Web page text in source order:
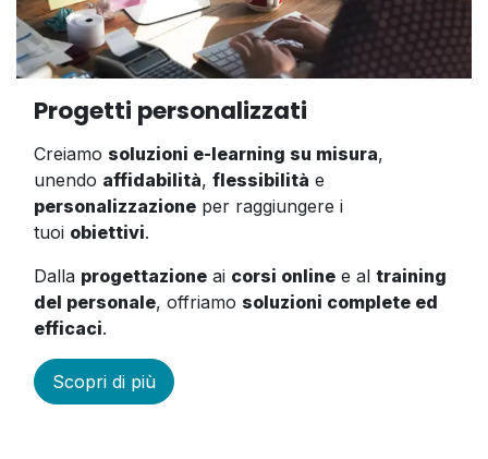
Progetti personalizzati
Creiamo soluzioni e-learning su misura,
unendo affidabilità, flessibilità e
personalizzazione per raggiungere i
tuoi obiettivi.
Dalla progettazione ai corsi online e al training
del personale, offriamo soluzioni complete ed
efficaci.
Scopri di più